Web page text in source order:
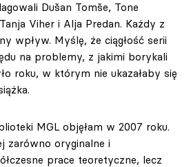
Dušan Tomše, Tone
Viher i Alja Predan. Każdy z
wpływ. Myślę, że ciągłość serii
na problemy, z jakimi borykali
roku, w którym nie ukazałaby się
MGL objęłam w 2007 roku.
zarówno oryginalne i
prace teoretyczne, lecz